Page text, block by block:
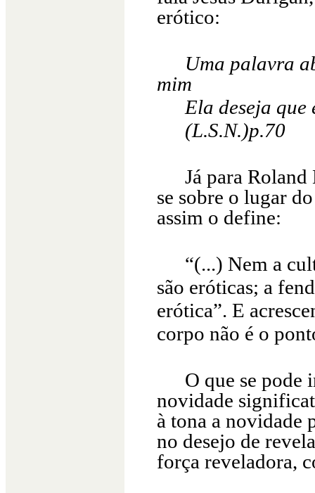
erótico:
Uma palavra
mim
Ela deseja que
(L.S.N.)p.70
Já para
se sobre o lugar
assim o define:
“(...) Nem a
são eróticas; a
erótica”. E
corpo não é o
O que se pode
novidade
à tona a novidade
no desejo de
força reveladora,